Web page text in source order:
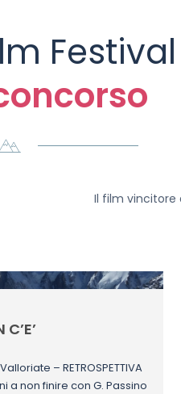
Festival
Il film vincitore
– RETROSPETTIVA
a non finire con G. Passino